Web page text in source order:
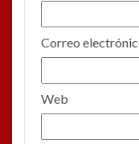
Correo
Web